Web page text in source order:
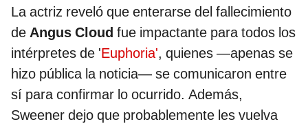
La actriz reveló que enterarse del fallecimiento
de Angus Cloud fue impactante para todos los
intérpretes de 'Euphoria', quienes —apenas se
hizo pública la noticia— se comunicaron entre
sí para confirmar lo ocurrido. Además,
Sweener dejo que probablemente les vuelva